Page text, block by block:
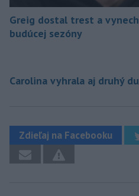
Greig dostal trest a
budúcej sezóny
Carolina vyhrala aj druhý
Zdieľaj na Facebooku